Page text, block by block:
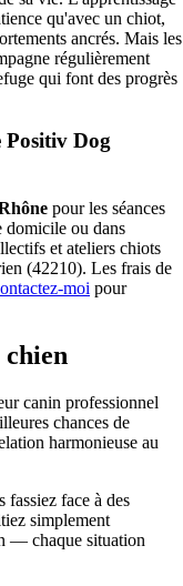
qu'avec un chiot,
ancrés. Mais les
régulièrement
qui font des progrès
Positiv Dog
pour les séances
domicile ou dans
et ateliers chiots
(42210). Les frais de
moi pour
canin professionnel
chances de
harmonieuse au
face à des
simplement
— chaque situation